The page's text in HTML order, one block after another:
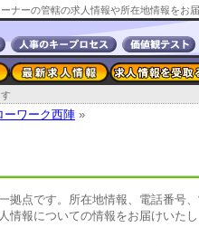
ーワーク西陣 »
拠点です。所在地情報、電話番号
情報についての情報をお届けいたし